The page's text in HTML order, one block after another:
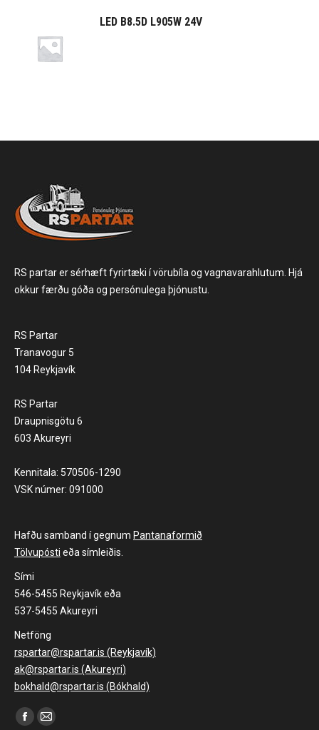
LED B8.5D L905W 24V
RS partar er sérhæft fyrirtæki í vörubíla og vagnavarahlutum. Hjá
okkur færðu góða og persónulega þjónustu.
RS Partar
Tranavogur 5
104 Reykjavík
RS Partar
Draupnisgötu 6
603 Akureyri
Kennitala: 570506-1290
VSK númer: 091000
Hafðu samband í gegnum Pantanaformið
Tölvupósti eða símleiðis.
Sími
546-5455 Reykjavík eða
537-5455 Akureyri
Netföng
rspartar@rspartar.is (Reykjavík)
ak@rspartar.is (Akureyri)
bokhald@rspartar.is (Bókhald)
Find us on:
Facebook
Mail